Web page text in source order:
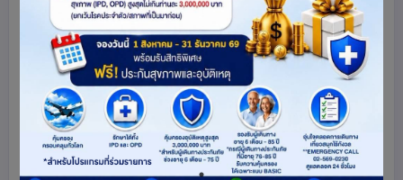
ฮ่องกง 218 share
ดูโปรแกรมทัวร์